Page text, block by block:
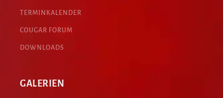
TERMINKALENDER
COUGAR FORUM
DOWNLOADS
GALERIEN